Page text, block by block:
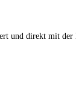
und direkt mit der